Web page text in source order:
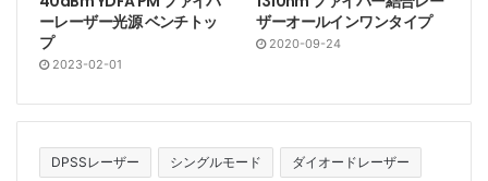
ーレーザー光源 ベンチトッ
プ
2023-02-01
ザーオールインワンタイプ
2020-09-24
DPSSレーザー シングルモード ダイオードレーザー